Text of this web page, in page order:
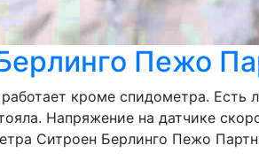
Пежо
кроме спидометра.
Напряжение на датчике
Ситроен Берлинго Пежо